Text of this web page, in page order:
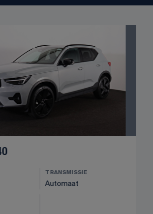
TRANSMISSIE
Automaat